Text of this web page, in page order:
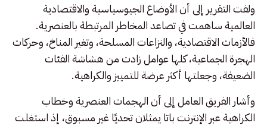
ولفت التقرير إلى أن الأوضاع الجيوسياسية والاقتصادية
العالمية ساهمت في تصاعد المخاطر المرتبطة بالعنصرية.
فالأزمات الاقتصادية، والنزاعات المسلحة، وتغير المناخ، وحركات
الهجرة الجماعية، كلها عوامل زادت من هشاشة الفئات
الضعيفة، وجعلتها أكثر عرضة للتمييز والكراهية.
وأشار الفريق العامل إلى أن الهجمات العنصرية وخطاب
الكراهية عبر الإنترنت باتا يمثلان تحديًا غير مسبوق، إذ استغلت